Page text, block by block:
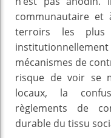
communautaire et
terroirs les plus
mécanismes de
risque de voir se
locaux, la
règlements de
durable du tissu